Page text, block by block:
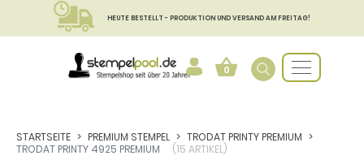
HEUTE BESTELLT - PRODUKTION UND VERSAND AM FREITAG!
0
STARTSEITE PREMIUM STEMPEL
TRODAT PRINTY PREMIUM
TRODAT PRINTY 4925 PREMIUM
(15 ARTIKEL)